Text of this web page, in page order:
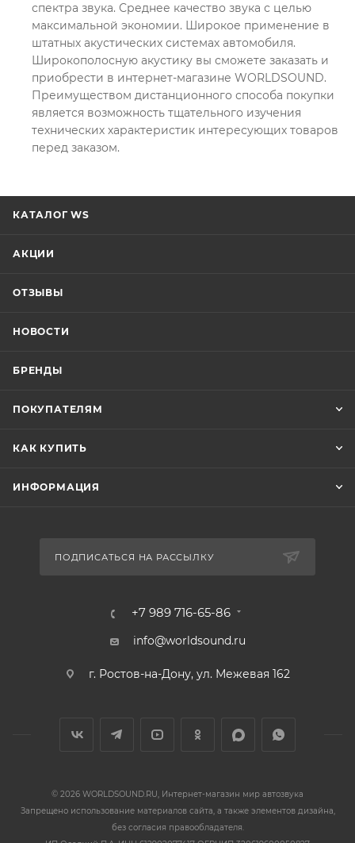
спектра звука. Среднее качество звука с целью
максимальной экономии. Широкое применение в
штатных акустических системах автомобиля.
Широкополосную акустику вы сможете заказать и
приобрести в интернет-магазине WORLDSOUND.
Преимуществом дистанционного способа покупки
является возможность тщательного изучения
технических характеристик интересующих товаров
перед заказом.
КАТАЛОГ WS
АКЦИИ
ОТЗЫВЫ
НОВОСТИ
БРЕНДЫ
ПОКУПАТЕЛЯМ
КАК КУПИТЬ
ИНФОРМАЦИЯ
ПОДПИСАТЬСЯ НА РАССЫЛКУ
+7 989 716-65-86
info@worldsound.ru
г. Ростов-на-Дону, ул. Межевая 162
© 2026 WORLDSOUND.RU, Интернет-магазин мир автозвука
Запрещено использование материалов сайта, а также элементов дизайна,
без согласия правообладателя.